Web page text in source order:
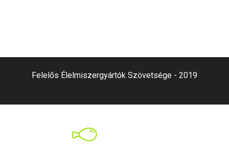
Felelős Élelmiszergyártók Szövetsége - 2019